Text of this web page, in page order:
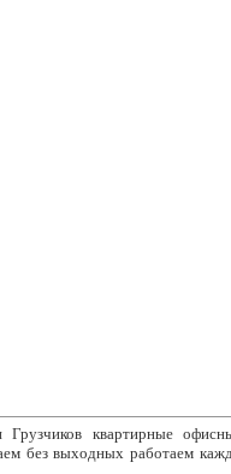
Грузчиков квартирные
без выходных работаем